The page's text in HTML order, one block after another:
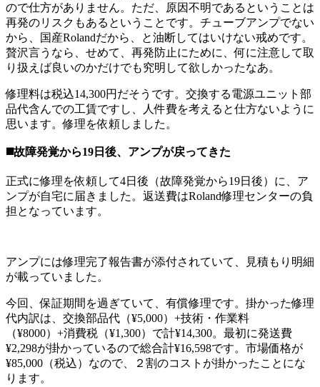
ので仕方がありません。ただ、原因不明であるということは
再発のリスクもあるということです。チューブアンプでない
から、国産Rolandだから、と油断してはいけない戒めです。
贅沢言うなら、せめて、再発防止にために、何に注意して取
り扱えば良いのかだけでも究明して欲しかったなあ。
修理料は税込14,300円だそうです。交換する電源ユニット部
品代含んでの工賃ですし、人件費を考えると仕方ないように
思います。修理を依頼しました。
◼️故障発覚から19日後、アンプが戻ってきた
正式に修理を依頼して4日後（故障発覚から19日後）に、ア
ンプが自宅に届きました。返送費はRoland修理センターの負
担となっています。
アンプには修理完了報告書が添付されていて、見積もり明細
が載っていました。
今回、保証期間を過ぎていて、有償修理です。掛かった修理
代内訳は、交換部品代（¥5,000）+技術・作業料
（¥8000）+消費税（¥1,300）で計¥14,300。最初に発送費
¥2,298が掛かっているので総合計¥16,598です。市場価格が
¥85,000（税込）なので、２割のコストが掛かったことにな
ります。